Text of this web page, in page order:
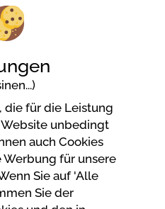
Amiata
15
Del Piano
die für die Leistung
unbedingt
auch Cookies
für unsere
Sie auf 'Alle
Sie der